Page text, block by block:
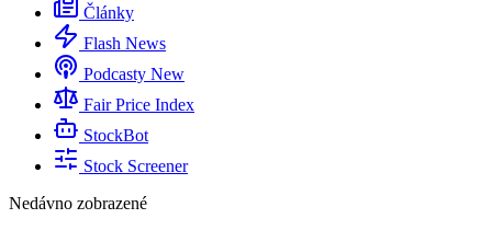
Články
Flash News
Podcasty New
Fair Price Index
StockBot
Stock Screener
Nedávno zobrazené